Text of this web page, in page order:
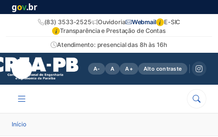
gov.br
Atendimento: presencial das 8h às 16h
(83) 3533-2525 Ouvidoria Webmail i E-SIC
i Transparência e Prestação de Contas
A- A A+ Alto contraste
Início